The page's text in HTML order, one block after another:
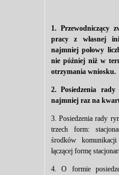
1. Przewodniczący
pracy z własnej
najmniej połowy
nie później niż w
otrzymania wniosku.
2. Posiedzenia
najmniej raz na
3. Posiedzenia rady
trzech form:
środków
łączącej formę
4. O formie